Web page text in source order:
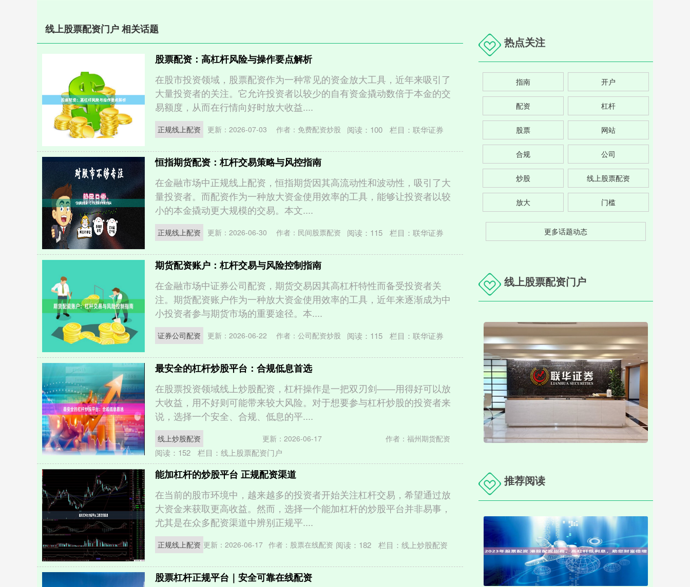
线上股票配资门户 相关话题
股票配资：高杠杆风险与操作要点解析
在股市投资领域，股票配资作为一种常见的资金放大工具，近年来吸引了
大量投资者的关注。它允许投资者以较少的自有资金撬动数倍于本金的交
易额度，从而在行情向好时放大收益....
正规线上配资 更新：2026-07-03 作者：免费配资炒股 阅读： 100 栏目：联华证券
恒指期货配资：杠杆交易策略与风控指南
在金融市场中正规线上配资，恒指期货因其高流动性和波动性，吸引了大
量投资者。而配资作为一种放大资金使用效率的工具，能够让投资者以较
小的本金撬动更大规模的交易。本文....
正规线上配资 更新：2026-06-30 作者：民间股票配资 阅读： 115 栏目：联华证券
期货配资账户：杠杆交易与风险控制指南
在金融市场中证券公司配资，期货交易因其高杠杆特性而备受投资者关
注。期货配资账户作为一种放大资金使用效率的工具，近年来逐渐成为中
小投资者参与期货市场的重要途径。本....
证券公司配资 更新：2026-06-22 作者：公司配资炒股 阅读： 115 栏目：联华证券
最安全的杠杆炒股平台：合规低息首选
在股票投资领域线上炒股配资，杠杆操作是一把双刃剑——用得好可以放
大收益，用不好则可能带来较大风险。对于想要参与杠杆炒股的投资者来
说，选择一个安全、合规、低息的平....
线上炒股配资 更新：2026-06-17 作者：福州期货配资
阅读： 152 栏目： 线上股票配资门户
能加杠杆的炒股平台 正规配资渠道
在当前的股市环境中，越来越多的投资者开始关注杠杆交易，希望通过放
大资金来获取更高收益。然而，选择一个能加杠杆的炒股平台并非易事，
尤其是在众多配资渠道中辨别正规平....
正规线上配资 更新：2026-06-17 作者：股票在线配资 阅读： 182 栏目： 线上炒股配资
股票杠杆正规平台｜安全可靠在线配资
热点关注
指南 开户
配资 杠杆
股票 网站
合规 公司
炒股 线上股票配资
放大 门槛
更多话题动态
线上股票配资门户
推荐阅读